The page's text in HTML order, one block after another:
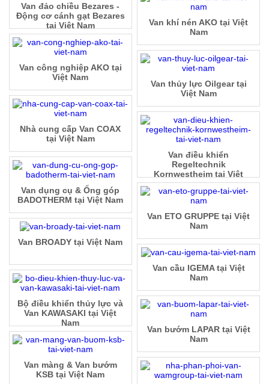
Van đảo chiều Bezares -
Động cơ cánh gạt Bezares
tại Việt Nam
Van khí nén AKO tại Việt
Nam
Van công nghiệp AKO tại
Việt Nam
Van thủy lực Oilgear tại
Việt Nam
Nhà cung cấp Van COAX
tại Việt Nam
Van điều khiển
Regeltechnik
Kornwestheim tại Việt
Nam
Van dụng cụ & Ống góp
BADOTHERM tại Việt Nam
Van ETO GRUPPE tại Việt
Nam
Van BROADY tại Việt Nam
Van cầu IGEMA tại Việt
Nam
Bộ điều khiển thủy lực và
Van KAWASAKI tại Việt
Nam
Van bướm LAPAR tại Việt
Nam
Van màng & Van bướm
KSB tại Việt Nam